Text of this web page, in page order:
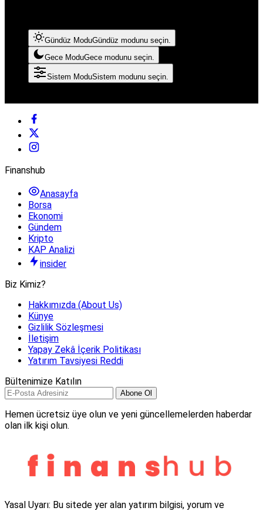
Gündüz ModuGündüz modunu seçin.
Gece ModuGece modunu seçin.
Sistem ModuSistem modunu seçin.
Finanshub
Anasayfa
Borsa
Ekonomi
Gündem
Kripto
KAP Analizi
insider
Biz Kimiz?
Hakkımızda (About Us)
Künye
Gizlilik Sözleşmesi
İletişim
Yapay Zekâ İçerik Politikası
Yatırım Tavsiyesi Reddi
Bültenimize Katılın
Abone Ol
Hemen ücretsiz üye olun ve yeni güncellemelerden haberdar
olan ilk kişi olun.
Yasal Uyarı: Bu sitede yer alan yatırım bilgisi, yorum ve